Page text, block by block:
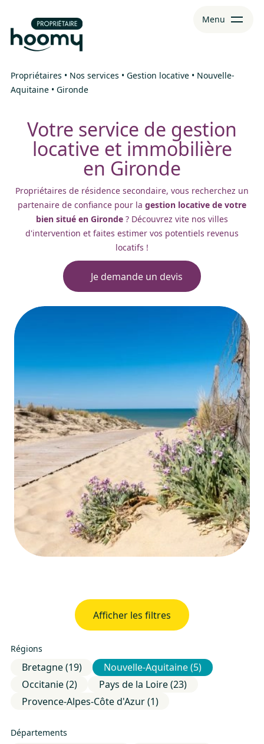
au
menu
contenu
Menu
Propriétaires • Nos services • Gestion locative • Nouvelle-
Aquitaine • Gironde
Votre service de gestion
locative et immobilière
en Gironde
Propriétaires de résidence secondaire, vous recherchez un
partenaire de confiance pour la gestion locative de votre
bien situé en Gironde ? Découvrez vite nos villes
d'intervention et faites estimer vos potentiels revenus
locatifs !
Je demande un devis
Afficher les filtres
Filtres
Régions
Bretagne (19)
Nouvelle-Aquitaine (5)
Occitanie (2)
Pays de la Loire (23)
Provence-Alpes-Côte d'Azur (1)
Départements